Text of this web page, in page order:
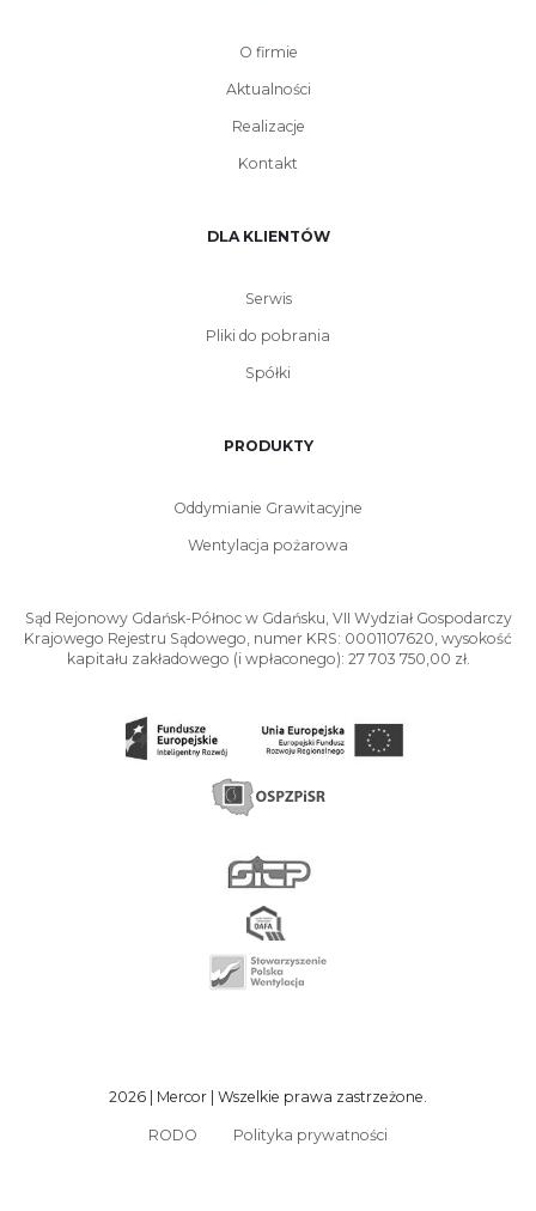
O firmie
Aktualności
Realizacje
Kontakt
DLA KLIENTÓW
Serwis
Pliki do pobrania
Spółki
PRODUKTY
Oddymianie Grawitacyjne
Wentylacja pożarowa
Sąd Rejonowy Gdańsk-Północ w Gdańsku, VII Wydział Gospodarczy
Krajowego Rejestru Sądowego, numer KRS: 0001107620, wysokość
kapitału zakładowego (i wpłaconego): 27 703 750,00 zł.
2026 | Mercor | Wszelkie prawa zastrzeżone.
RODO Polityka prywatności